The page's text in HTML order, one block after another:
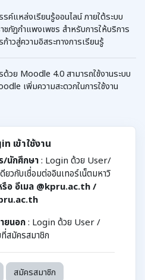
แหล่งเรียนรู้ออนไลน์ ภายใต้ระบบ
ภัฏกำแพงเพชร สำหรับการให้บริการ
าวสู่ความอิสระทางการเรียนรู้
วย Moodle 4.0 สามารถใช้งานระบบ
เพิ่มความสะดวกในการใช้งาน
เข้าใช้งาน
/นักศึกษา: Login ด้วย User/
ยวกับเชื่อมต่ออินเทอร์เน็ตมหาวิ
รือ อีเมล @kpru.ac.th /
ยนอก: Login ด้วย User /
สมัครสมาชิก
สมัครสมาชิก